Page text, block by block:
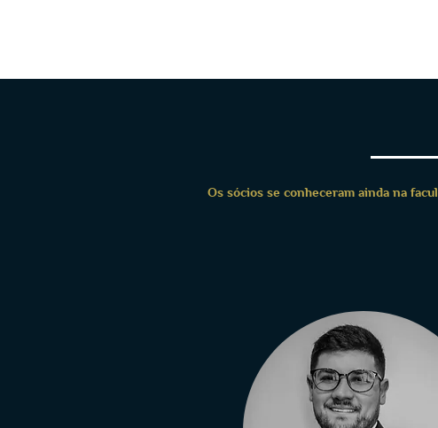
Os sócios se conheceram ainda na